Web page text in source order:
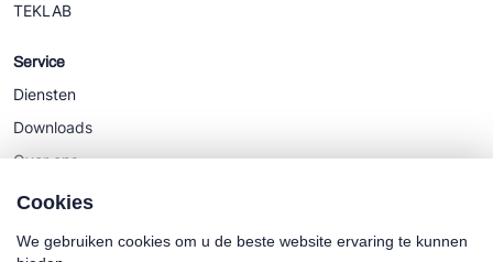
TEKLAB
Service
Diensten
Downloads
Over ons
Nieuws
Cookies
We gebruiken cookies om u de beste website ervaring te kunnen